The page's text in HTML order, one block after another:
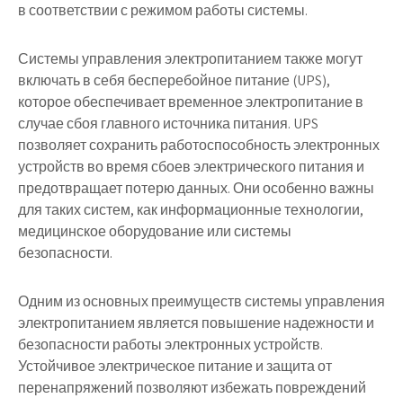
в соответствии с режимом работы системы.
Системы управления электропитанием также могут
включать в себя бесперебойное питание (UPS),
которое обеспечивает временное электропитание в
случае сбоя главного источника питания. UPS
позволяет сохранить работоспособность электронных
устройств во время сбоев электрического питания и
предотвращает потерю данных. Они особенно важны
для таких систем, как информационные технологии,
медицинское оборудование или системы
безопасности.
Одним из основных преимуществ системы управления
электропитанием является повышение надежности и
безопасности работы электронных устройств.
Устойчивое электрическое питание и защита от
перенапряжений позволяют избежать повреждений